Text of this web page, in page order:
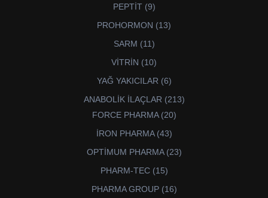
PEPTİT 99
PROHORMON 1313
SARM 1111
VİTRİN 1010
YAĞ YAKICILAR 66
ANABOLİK İLAÇLAR 213213
FORCE PHARMA 2020
İRON PHARMA 4343
OPTİMUM PHARMA 2323
PHARM-TEC 1515
PHARMA GROUP 1616